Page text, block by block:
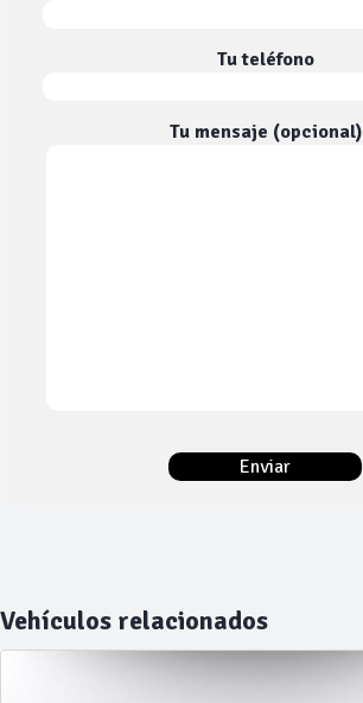
Tu teléfono
Tu mensaje (opcional)
Vehículos relacionados